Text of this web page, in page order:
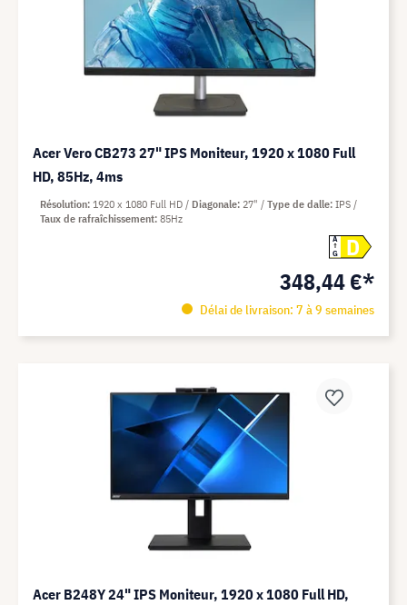
Acer Vero CB273 27" IPS Moniteur, 1920 x 1080 Full
HD, 85Hz, 4ms
A
G
D
348,44 €*
Délai de livraison: 7 à 9 semaines
Résolution 1920 x 1080 Full HD Diagonale 27" Type de dalle IPS
Taux de rafraîchissement 85Hz
Acer B248Y 24" IPS Moniteur, 1920 x 1080 Full HD,